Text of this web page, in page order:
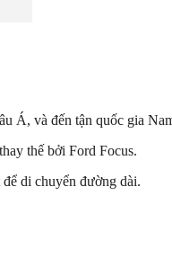
Á, và đến tận quốc gia
thế bởi Ford Focus.
di chuyển đường dài.